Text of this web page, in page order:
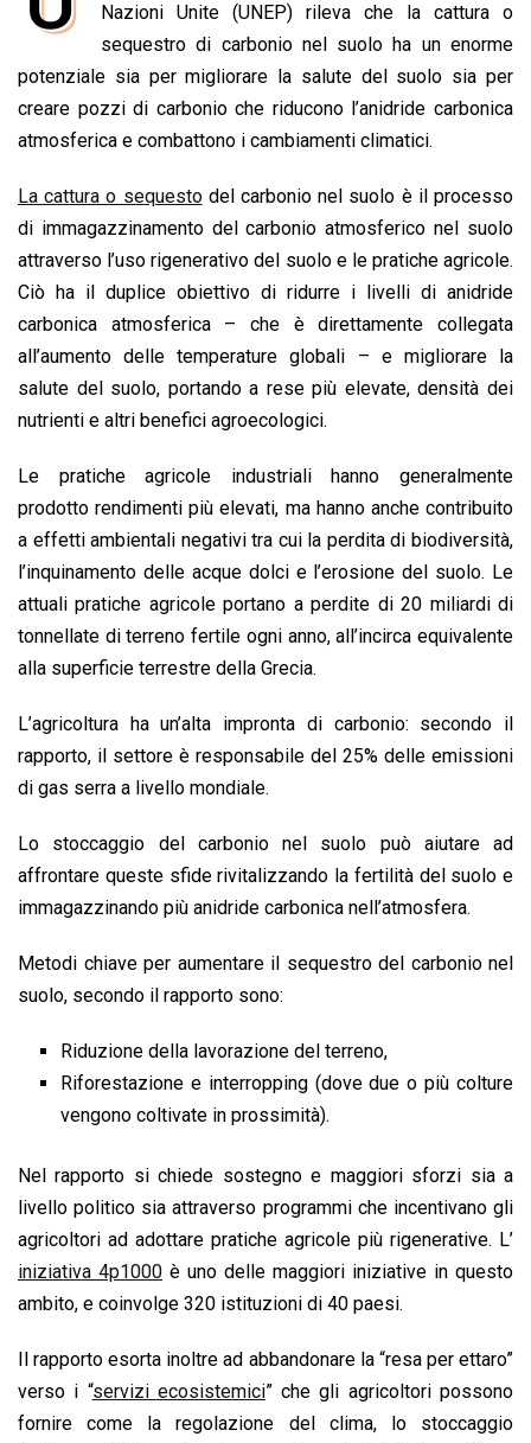
e
o
o
k
t
s
A
p
p
k
e
d
I
n
e
a
d
s
i
l
L
n
k
n
t
Nazioni Unite (UNEP) rileva che la cattura o
sequestro di carbonio nel suolo ha un enorme
potenziale sia per migliorare la salute del suolo sia per
creare pozzi di carbonio che riducono l’anidride carbonica
atmosferica e combattono i cambiamenti climatici.
La cattura o sequestodel carbonio nel suolo è il processo
di immagazzinamento del carbonio atmosferico nel suolo
attraverso l’uso rigenerativo del suolo e le pratiche agricole.
Ciò ha il duplice obiettivo di ridurre i livelli di anidride
carbonica atmosferica – che è direttamente collegata
all’aumento delle temperature globali – e migliorare la
salute del suolo, portando a rese più elevate, densità dei
nutrienti e altri benefici agroecologici.
Le pratiche agricole industriali hanno generalmente
prodotto rendimenti più elevati, ma hanno anche contribuito
a effetti ambientali negativi tra cui la perdita di biodiversità,
l’inquinamento delle acque dolci e l’erosione del suolo. Le
attuali pratiche agricole portano a perdite di 20 miliardi di
tonnellate di terreno fertile ogni anno, all’incirca equivalente
alla superficie terrestre della Grecia.
L’agricoltura ha un’alta impronta di carbonio: secondo il
rapporto, il settore è responsabile del 25% delle emissioni
di gas serra a livello mondiale.
Lo stoccaggio del carbonio nel suolo può aiutare ad
affrontare queste sfide rivitalizzando la fertilità del suolo e
immagazzinando più anidride carbonica nell’atmosfera.
Metodi chiave per aumentare il sequestro del carbonio nel
suolo, secondo il rapporto sono:
Riduzione della lavorazione del terreno,
Riforestazione e interropping (dove due o più colture
vengono coltivate in prossimità).
Nel rapporto si chiede sostegno e maggiori sforzi sia a
livello politico sia attraverso programmi che incentivano gli
agricoltori ad adottare pratiche agricole più rigenerative. L’
iniziativa 4p1000 è uno delle maggiori iniziative in questo
ambito, e coinvolge 320 istituzioni di 40 paesi.
Il rapporto esorta inoltre ad abbandonare la “resa per ettaro”
verso i “servizi ecosistemici” che gli agricoltori possono
fornire come la regolazione del clima, lo stoccaggio